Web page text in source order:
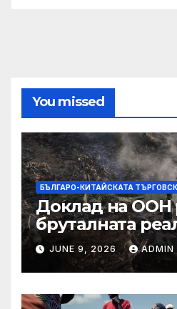
You missed
БЪЛГАРО-КИТАЙСКАТА
Доклад на ООН
бруталната
палестинците в
Западния бряг
JUNE 9, 2026 ADMIN